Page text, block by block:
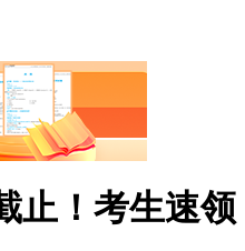
止！考生速领